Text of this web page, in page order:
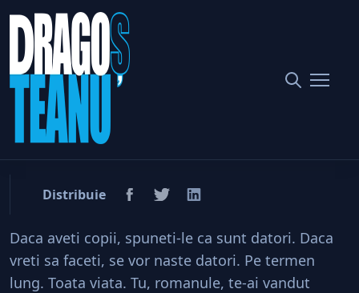
Home
Societate
Romanii, datori (si) vanduti statului
Romanii, datori (si) vanduti
statului
Distribuie
Daca aveti copii, spuneti-le ca sunt datori. Daca
vreti sa faceti, se vor naste datori. Pe termen
lung. Toata viata. Tu, romanule, te-ai vandut